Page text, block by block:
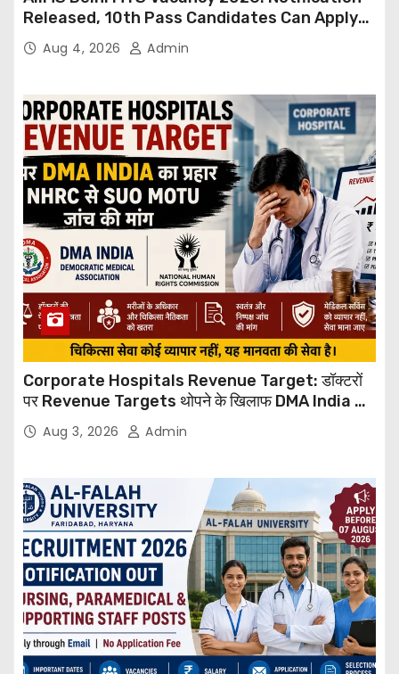
Released, 10th Pass Candidates Can Apply
Through Email
Aug 4, 2026 Admin
Corporate Hospitals Revenue Target: डॉक्टरों
पर Revenue Targets थोपने के खिलाफ DMA India का
बड़ा कदम, NHRC से Suo Motu जांच की मांग
Aug 3, 2026 Admin